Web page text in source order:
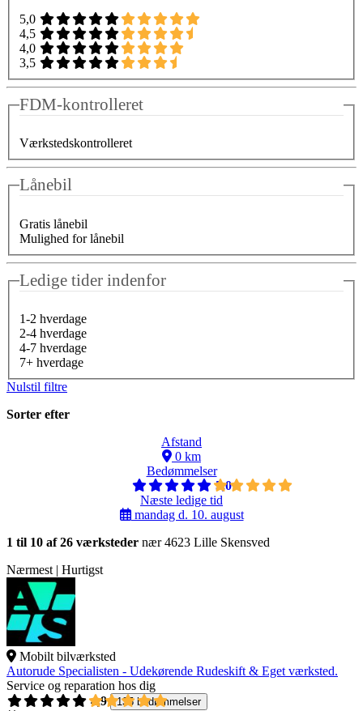
5,0
4,5
4,0
3,5
FDM-kontrolleret
Værkstedskontrolleret
Lånebil
Gratis lånebil
Mulighed for lånebil
Ledige tider indenfor
1-2 hverdage
2-4 hverdage
4-7 hverdage
7+ hverdage
Nulstil filtre
Sorter efter
Afstand
0 km
Bedømmelser
5,0
Næste ledige tid
mandag d. 10. august
1 til 10 af 26 værksteder nær 4623 Lille Skensved
Nærmest | Hurtigst
Mobilt bilværksted
Autorude Specialisten - Udekørende Rudeskift & Eget værksted.
Service og reparation hos dig
4,9
135 bedømmelser